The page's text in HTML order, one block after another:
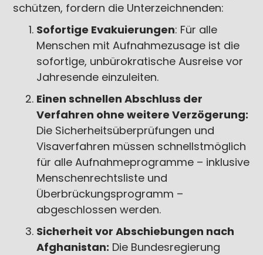
schützen, fordern die Unterzeichnenden:
Sofortige Evakuierungen: Für alle
Menschen mit Aufnahmezusage ist die
sofortige, unbürokratische Ausreise vor
Jahresende einzuleiten.
Einen schnellen Abschluss der
Verfahren ohne weitere Verzögerung:
Die Sicherheitsüberprüfungen und
Visaverfahren müssen schnellstmöglich
für alle Aufnahmeprogramme – inklusive
Menschenrechtsliste und
Überbrückungsprogramm –
abgeschlossen werden.
Sicherheit vor Abschiebungen nach
Afghanistan: Die Bundesregierung